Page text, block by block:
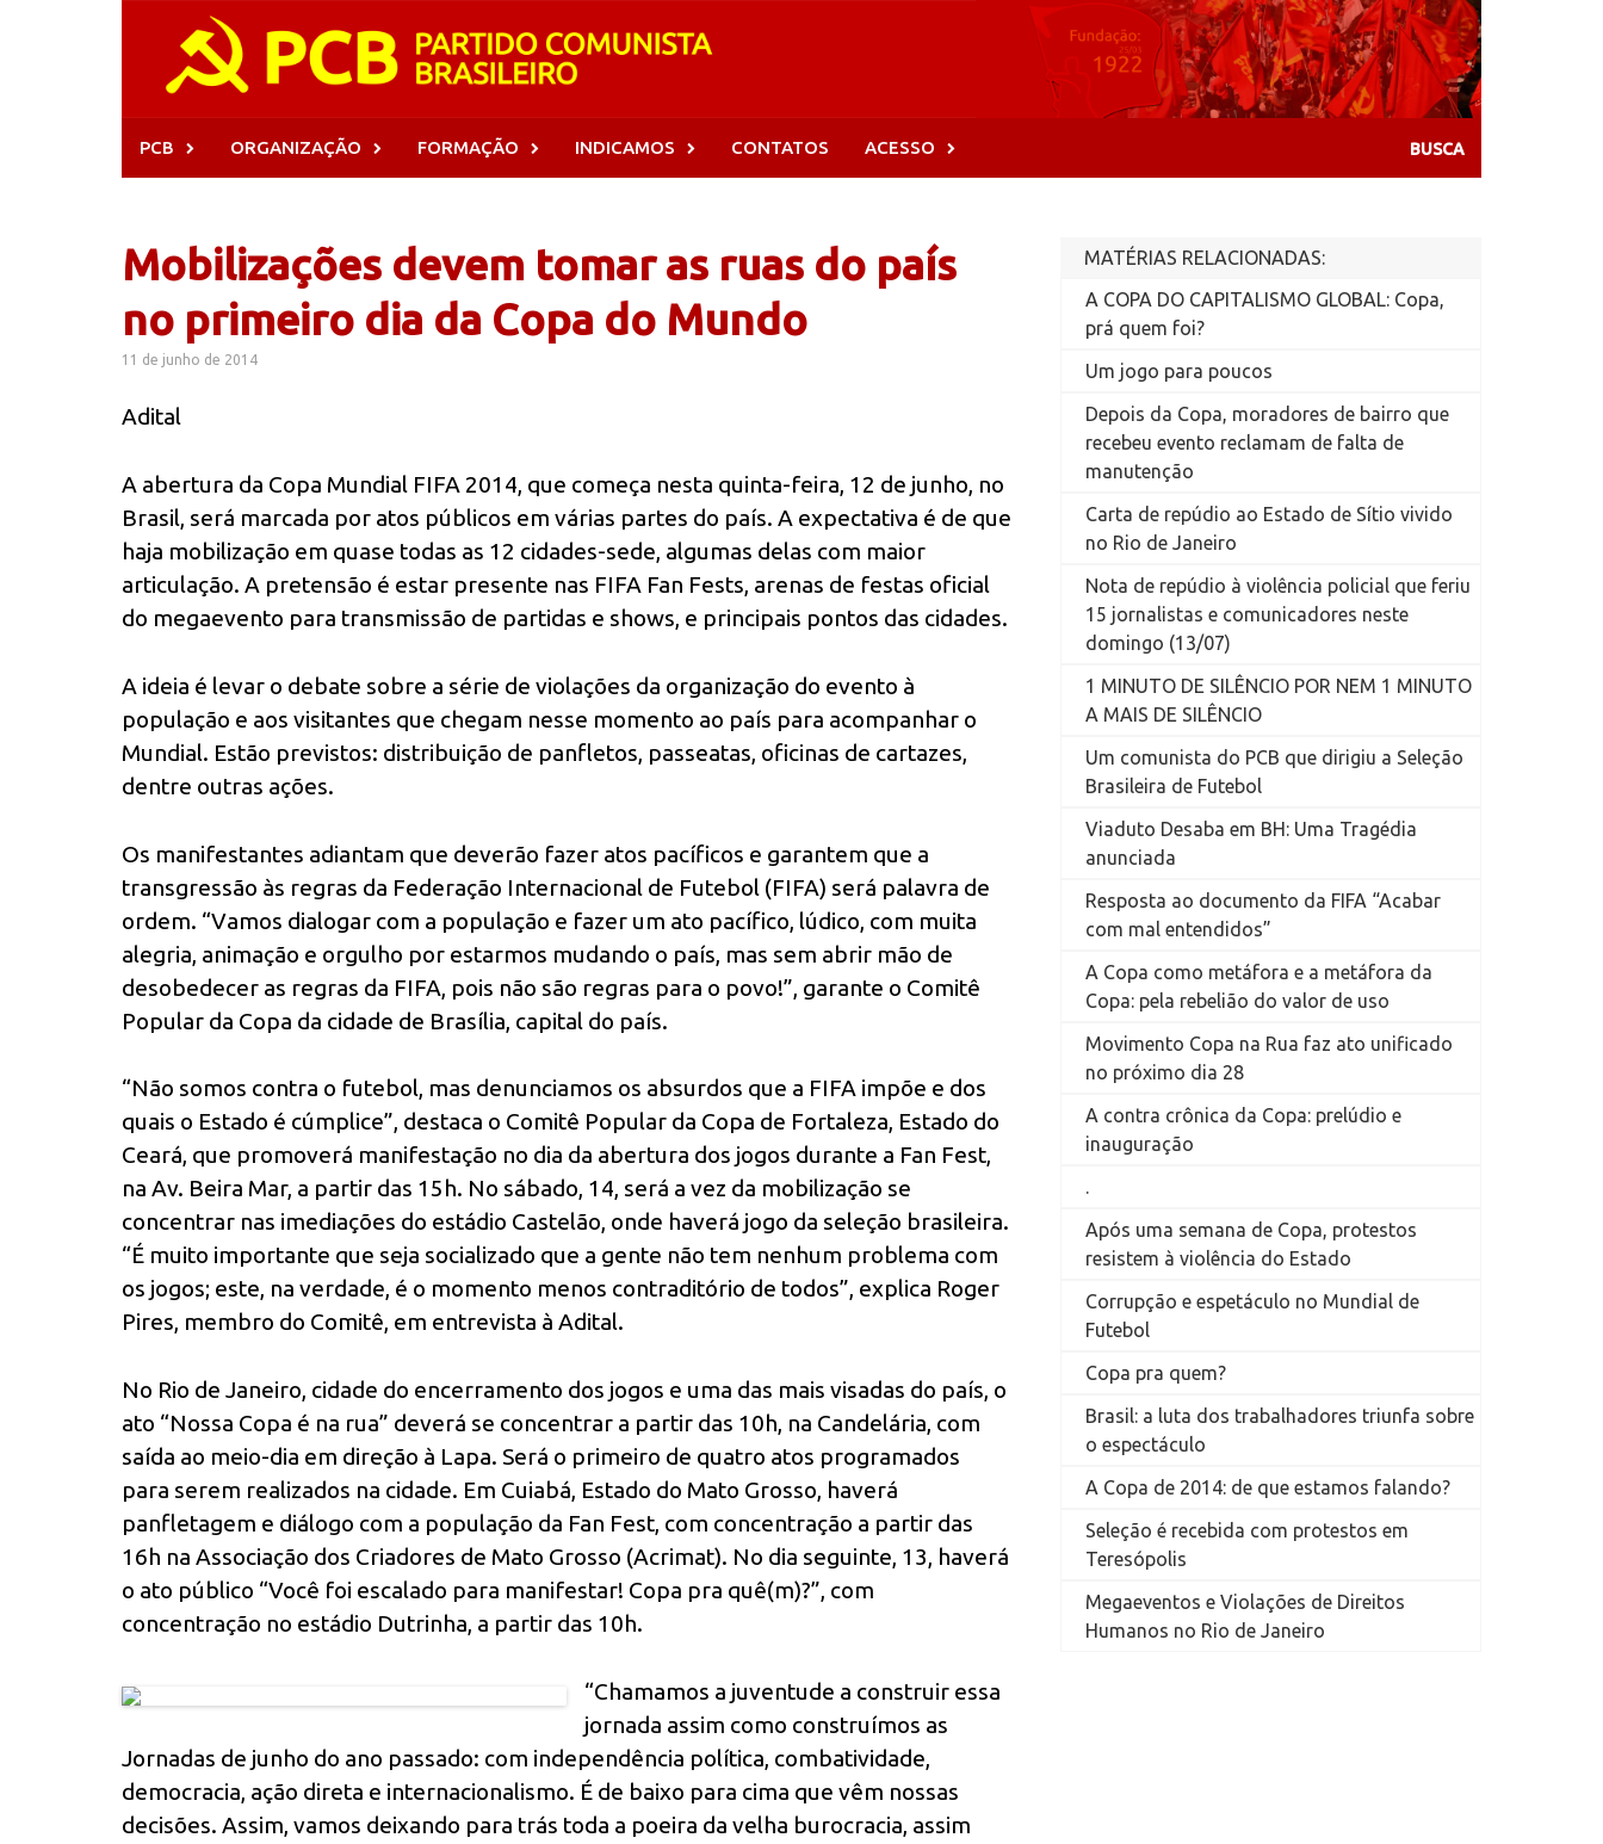
PCB ORGANIZAÇÃO FORMAÇÃO INDICAMOS CONTATOS ACESSO
Mobilizações devem tomar as ruas do país
no primeiro dia da Copa do Mundo
11 de junho de 2014
Adital
A abertura da Copa Mundial FIFA 2014, que começa nesta quinta-feira, 12 de junho, no
Brasil, será marcada por atos públicos em várias partes do país. A expectativa é de que
haja mobilização em quase todas as 12 cidades-sede, algumas delas com maior
articulação. A pretensão é estar presente nas FIFA Fan Fests, arenas de festas oficial
do megaevento para transmissão de partidas e shows, e principais pontos das cidades.
A ideia é levar o debate sobre a série de violações da organização do evento à
população e aos visitantes que chegam nesse momento ao país para acompanhar o
Mundial. Estão previstos: distribuição de panfletos, passeatas, oficinas de cartazes,
dentre outras ações.
Os manifestantes adiantam que deverão fazer atos pacíficos e garantem que a
transgressão às regras da Federação Internacional de Futebol (FIFA) será palavra de
ordem. “Vamos dialogar com a população e fazer um ato pacífico, lúdico, com muita
alegria, animação e orgulho por estarmos mudando o país, mas sem abrir mão de
desobedecer as regras da FIFA, pois não são regras para o povo!”, garante o Comitê
Popular da Copa da cidade de Brasília, capital do país.
“Não somos contra o futebol, mas denunciamos os absurdos que a FIFA impõe e dos
quais o Estado é cúmplice”, destaca o Comitê Popular da Copa de Fortaleza, Estado do
Ceará, que promoverá manifestação no dia da abertura dos jogos durante a Fan Fest,
na Av. Beira Mar, a partir das 15h. No sábado, 14, será a vez da mobilização se
concentrar nas imediações do estádio Castelão, onde haverá jogo da seleção brasileira.
“É muito importante que seja socializado que a gente não tem nenhum problema com
os jogos; este, na verdade, é o momento menos contraditório de todos”, explica Roger
Pires, membro do Comitê, em entrevista à Adital.
No Rio de Janeiro, cidade do encerramento dos jogos e uma das mais visadas do país, o
ato “Nossa Copa é na rua” deverá se concentrar a partir das 10h, na Candelária, com
saída ao meio-dia em direção à Lapa. Será o primeiro de quatro atos programados
para serem realizados na cidade. Em Cuiabá, Estado do Mato Grosso, haverá
panfletagem e diálogo com a população da Fan Fest, com concentração a partir das
16h na Associação dos Criadores de Mato Grosso (Acrimat). No dia seguinte, 13, haverá
o ato público “Você foi escalado para manifestar! Copa pra quê(m)?”, com
concentração no estádio Dutrinha, a partir das 10h.
“Chamamos a juventude a construir essa
jornada assim como construímos as
Jornadas de junho do ano passado: com independência política, combatividade,
democracia, ação direta e internacionalismo. É de baixo para cima que vêm nossas
decisões. Assim, vamos deixando para trás toda a poeira da velha burocracia, assim
MATÉRIAS RELACIONADAS:
A COPA DO CAPITALISMO GLOBAL: Copa,
prá quem foi?
Um jogo para poucos
Depois da Copa, moradores de bairro que
recebeu evento reclamam de falta de
manutenção
Carta de repúdio ao Estado de Sítio vivido
no Rio de Janeiro
Nota de repúdio à violência policial que feriu
15 jornalistas e comunicadores neste
domingo (13/07)
1 MINUTO DE SILÊNCIO POR NEM 1 MINUTO
A MAIS DE SILÊNCIO
Um comunista do PCB que dirigiu a Seleção
Brasileira de Futebol
Viaduto Desaba em BH: Uma Tragédia
anunciada
Resposta ao documento da FIFA “Acabar
com mal entendidos”
A Copa como metáfora e a metáfora da
Copa: pela rebelião do valor de uso
Movimento Copa na Rua faz ato unificado
no próximo dia 28
A contra crônica da Copa: prelúdio e
inauguração
.
Após uma semana de Copa, protestos
resistem à violência do Estado
Corrupção e espetáculo no Mundial de
Futebol
Copa pra quem?
Brasil: a luta dos trabalhadores triunfa sobre
o espectáculo
A Copa de 2014: de que estamos falando?
Seleção é recebida com protestos em
Teresópolis
Megaeventos e Violações de Direitos
Humanos no Rio de Janeiro